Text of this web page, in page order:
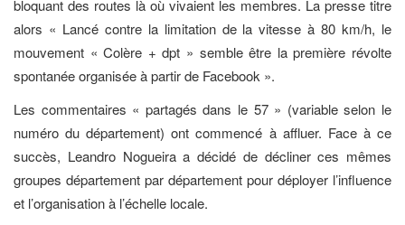
bloquant des routes là où vivaient les membres. La presse titre
alors « Lancé contre la limitation de la vitesse à 80 km/h, le
mouvement « Colère + dpt » semble être la première révolte
spontanée organisée à partir de Facebook ».
Les commentaires « partagés dans le 57 » (variable selon le
numéro du département) ont commencé à affluer. Face à ce
succès, Leandro Nogueira a décidé de décliner ces mêmes
groupes département par département pour déployer l’influence
et l’organisation à l’échelle locale.